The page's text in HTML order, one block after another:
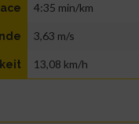
4:35 min/km
3,63 m/s
13,08 km/h